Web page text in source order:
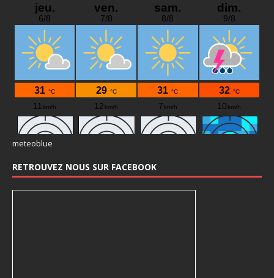
meteoblue
RETROUVEZ NOUS SUR FACEBOOK